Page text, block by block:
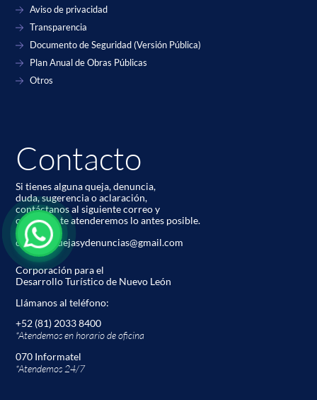
Aviso de privacidad
Transparencia
Documento de Seguridad (Versión Pública)
Plan Anual de Obras Públicas
Otros
Contacto
Si tienes alguna queja, denuncia,
duda, sugerencia o aclaración,
contáctanos al siguiente correo y
con gusto te atenderemos lo antes posible.
codetur.quejasydenuncias@gmail.com
Corporación para el
Desarrollo Turístico de Nuevo León
Llámanos al teléfono:
+52 (81) 2033 8400
*Atendemos en horario de oﬁcina
070 Informatel
*Atendemos 24/7